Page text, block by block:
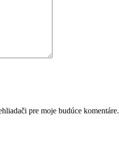
pre moje budúce komentáre.